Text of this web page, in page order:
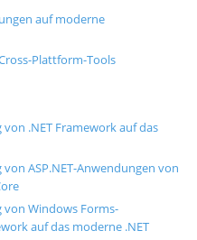
auf moderne
Plattform-Tools
.NET Framework auf das
ASP.NET-Anwendungen von
Windows Forms-
auf das moderne .NET